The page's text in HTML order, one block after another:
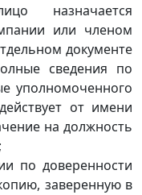
назначается
или членом
документе
сведения по
уполномоченного
от имени
на должность
по доверенности
заверенную в